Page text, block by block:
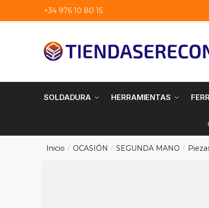
a
navegación
al
contenido
+34 976 10 80 15
SOLDADURA HERRAMIENTAS
Inicio / OCASIÓN / SEGUNDA MANO /